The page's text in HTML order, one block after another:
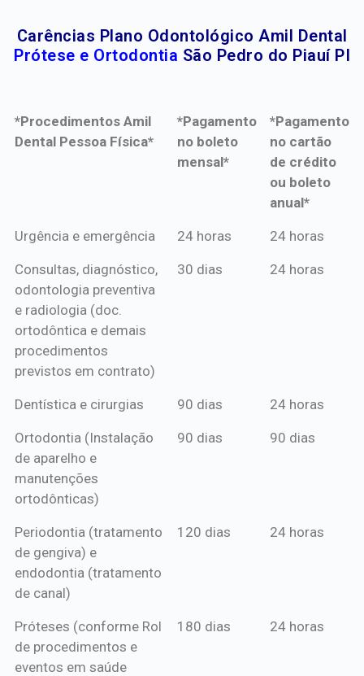
Carências Plano Odontológico Amil Dental
Prótese e Ortodontia São Pedro do Piauí PI
*Procedimentos Amil
Dental Pessoa Física*
*Pagamento
no boleto
mensal*
*Pagamento
no cartão
de crédito
ou boleto
anual*
*Procedimentos Amil
*Pagamento
mensal*
*Pagamento
de crédito
Urgência e emergência 24 horas 24 horas
Consultas, diagnóstico,
odontologia preventiva
e radiologia (doc.
ortodôntica e demais
procedimentos
previstos em contrato)
30 dias 24 horas
Dentística e cirurgias 90 dias 24 horas
Ortodontia (Instalação
de aparelho e
manutenções
ortodônticas)
90 dias 90 dias
Periodontia (tratamento
de gengiva) e
endodontia (tratamento
de canal)
120 dias 24 horas
Próteses (conforme Rol
de procedimentos e
eventos em saúde
180 dias 24 horas